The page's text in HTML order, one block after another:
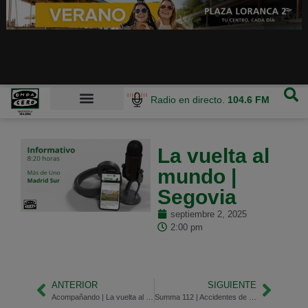
Radio en directo. 104.6 FM
La vuelta al
mundo |
Segovia
septiembre 2, 2025
2:00 pm
ANTERIOR SIGUIENTE